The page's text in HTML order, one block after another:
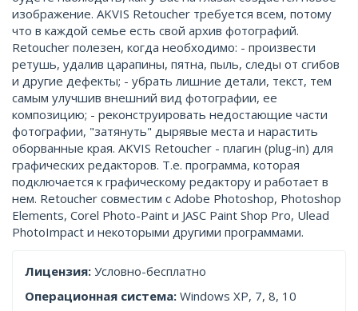
изображение. AKVIS Retoucher требуется всем, потому
что в каждой семье есть свой архив фотографий.
Retoucher полезен, когда необходимо: - произвести
ретушь, удалив царапины, пятна, пыль, следы от сгибов
и другие дефекты; - убрать лишние детали, текст, тем
самым улучшив внешний вид фотографии, ее
композицию; - реконструировать недостающие части
фотографии, "затянуть" дырявые места и нарастить
оборванные края. AKVIS Retoucher - плагин (plug-in) для
графических редакторов. Т.е. программа, которая
подключается к графическому редактору и работает в
нем. Retoucher совместим с Adobe Photoshop, Photoshop
Elements, Corel Photo-Paint и JASC Paint Shop Pro, Ulead
PhotoImpact и некоторыми другими программами.
Лицензия: Условно-бесплатно
Операционная система: Windows XP, 7, 8, 10